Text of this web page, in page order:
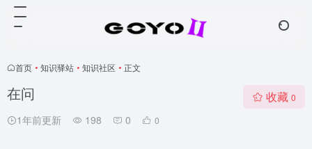
首页 • 知识驿站 • 知识社区 • 正文
在问
1年前更新 198 0 0
收藏 0